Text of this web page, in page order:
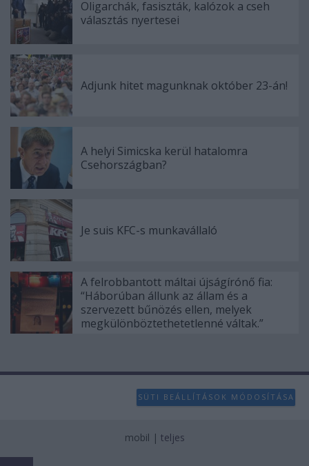
Oligarchák, fasiszták, kalózok a cseh
választás nyertesei
Adjunk hitet magunknak október 23-án!
A helyi Simicska kerül hatalomra
Csehországban?
Je suis KFC-s munkavállaló
A felrobbantott máltai újságírónő fia:
“Háborúban állunk az állam és a
szervezett bűnözés ellen, melyek
megkülönböztethetetlenné váltak.”
SÜTI BEÁLLÍTÁSOK MÓDOSÍTÁSA
mobil | teljes